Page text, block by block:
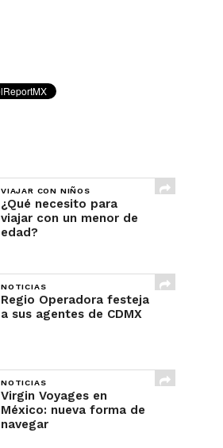
VIAJAR CON NIÑOS
¿Qué necesito para
viajar con un menor de
edad?
NOTICIAS
Regio Operadora festeja
a sus agentes de CDMX
NOTICIAS
Virgin Voyages en
México: nueva forma de
navegar